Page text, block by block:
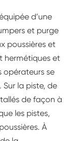
d’une
et purge
poussières et
hermétiques et
opérateurs se
la piste, de
de façon à
les pistes,
À